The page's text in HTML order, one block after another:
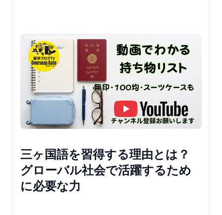
三ヶ国語を習得する理由とは？
グローバル社会で活躍するため
に必要な力